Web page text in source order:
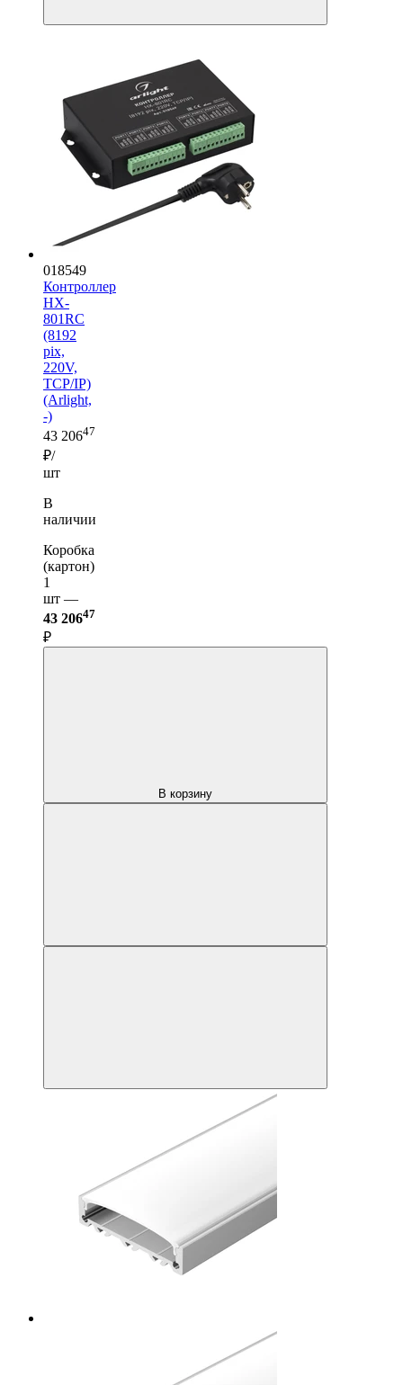
018549
Контроллер
HX-
801RC
(8192
pix,
220V,
TCP/IP)
(Arlight,
-)
43 20647
₽/
шт
В
наличии
Коробка
(картон)
1
шт —
43 20647
₽
В корзину